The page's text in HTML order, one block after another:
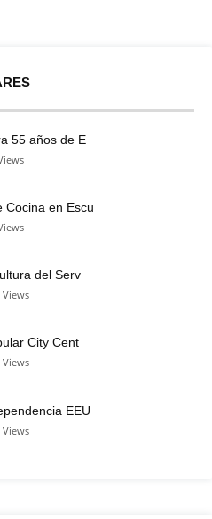
55 años de E
Cocina en Escu
del Serv
Views
City Cent
Views
EEU
Views